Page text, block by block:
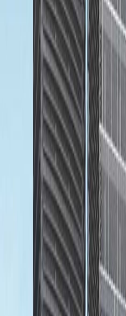
which provides
need within your
Kantor terkait
Jalan TB
Tower, 12520
dari IDR1690000p/
Jl. TB Simatupang
Tower, 12520
dari IDR1590000p/
Arkadia Green Park,
Simatupang Kav. 88,
dari IDR2500000 p/
18 Office Park Jl TB
Selatan., 12520
dari IDR5000000p/
Ruang
Ruang Kantor Jakarta
Bekasi Ruang Kantor